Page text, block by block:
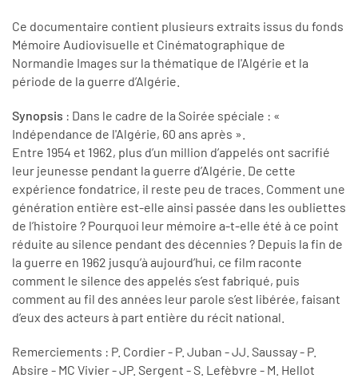
Ce documentaire contient plusieurs extraits issus du fonds
Mémoire Audiovisuelle et Cinématographique de
Normandie Images sur la thématique de l'Algérie et la
période de la guerre d’Algérie.
Synopsis : Dans le cadre de la Soirée spéciale : «
Indépendance de l'Algérie, 60 ans après ».
Entre 1954 et 1962, plus d’un million d’appelés ont sacrifié
leur jeunesse pendant la guerre d’Algérie. De cette
expérience fondatrice, il reste peu de traces. Comment une
génération entière est-elle ainsi passée dans les oubliettes
de l’histoire ? Pourquoi leur mémoire a-t-elle été à ce point
réduite au silence pendant des décennies ? Depuis la fin de
la guerre en 1962 jusqu’à aujourd’hui, ce film raconte
comment le silence des appelés s’est fabriqué, puis
comment au fil des années leur parole s’est libérée, faisant
d’eux des acteurs à part entière du récit national.
Remerciements : P. Cordier - P. Juban - JJ. Saussay - P.
Absire - MC Vivier - JP. Sergent - S. Lefèbvre - M. Hellot